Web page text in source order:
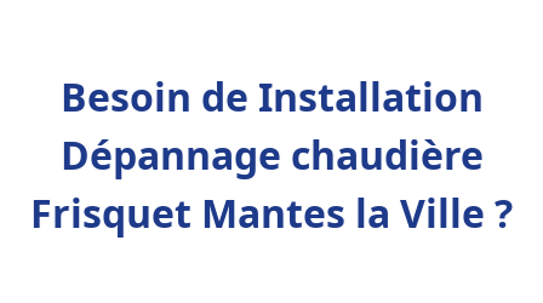
Besoin de Installation
Dépannage chaudière
Frisquet Mantes la Ville ?